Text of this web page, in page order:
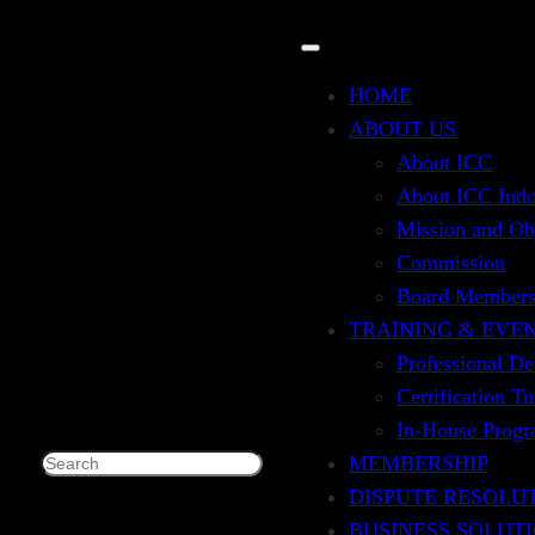
Search
HOME
ABOUT US
About ICC
About ICC
Mission and
Commission
Board Members
TRAINING &
Professional
Certification
In-House
MEMBERSHIP
DISPUTE
BUSINESS
FOR
CONCERN ON